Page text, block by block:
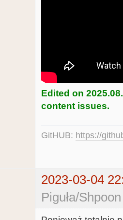
Edited on
content issues.
GitHUB: https://
2023-03-04
Piguła/